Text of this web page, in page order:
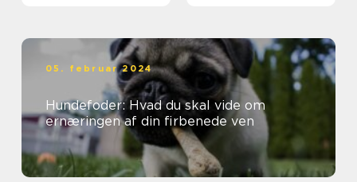
05. februar 2024
Hundefoder: Hvad du skal vide om
ernæringen af din firbenede ven